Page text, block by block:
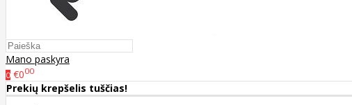
Mano paskyra
0 €000
Prekių krepšelis tuščias!